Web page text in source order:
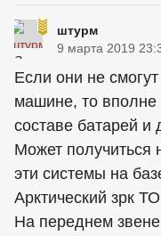
штурм
9 марта 2019
Если они не
машине, то вполне
составе батарей
Может получиться
эти системы на
Арктический зрк
На переднем